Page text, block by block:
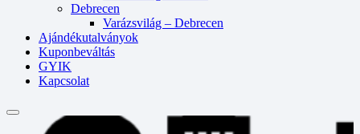
Debrecen
Varázsvilág – Debrecen
Ajándékutalványok
Kuponbeváltás
GYIK
Kapcsolat